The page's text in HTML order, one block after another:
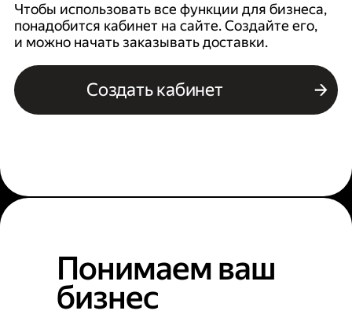
Чтобы использовать все функции для бизнеса,
понадобится кабинет на сайте. Создайте его,
и можно начать заказывать доставки.
Создать кабинет
Понимаем ваш
бизнес